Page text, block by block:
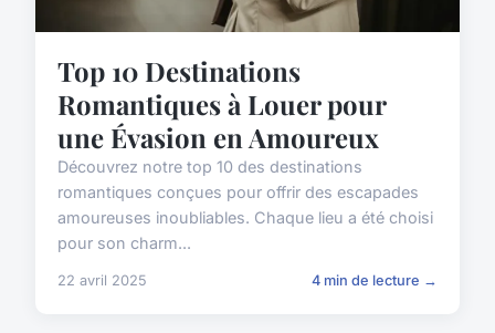
Top 10 Destinations
Romantiques à Louer pour
une Évasion en Amoureux
Découvrez notre top 10 des destinations
romantiques conçues pour offrir des escapades
amoureuses inoubliables. Chaque lieu a été choisi
pour son charm...
22 avril 2025 4 min de lecture →